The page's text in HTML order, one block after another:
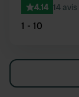
4.14 14 avis
1 - 10